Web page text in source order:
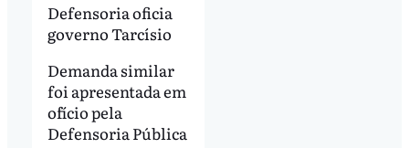
Defensoria oficia
governo Tarcísio
Demanda similar
foi apresentada em
ofício pela
Defensoria Pública